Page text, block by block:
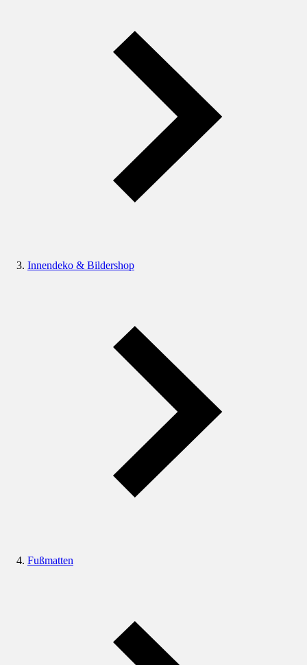
Innendeko & Bildershop
Fußmatten